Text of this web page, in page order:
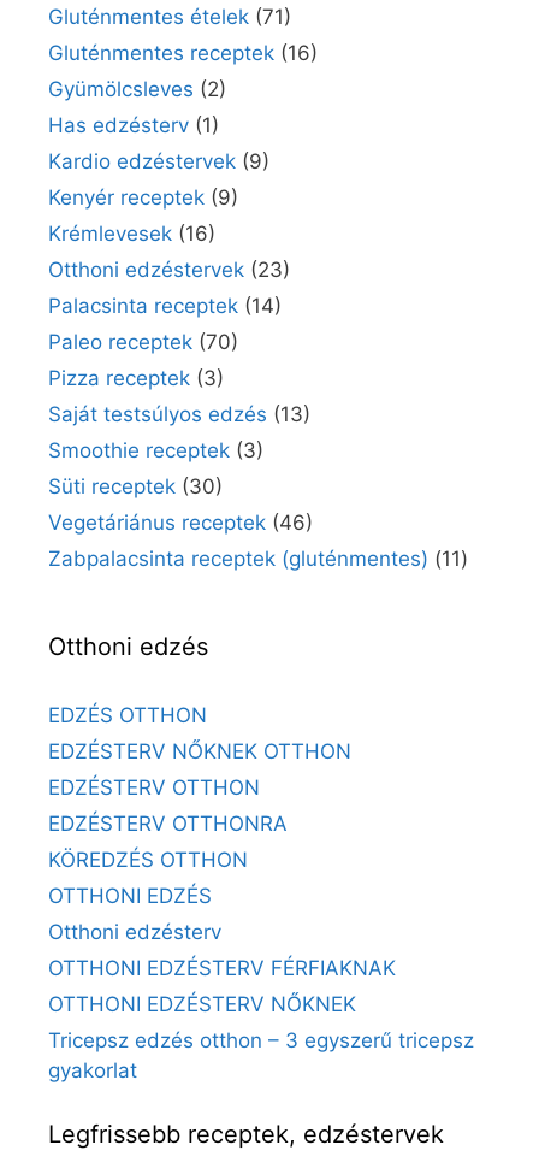
Gluténmentes ételek (71)
Gluténmentes receptek (16)
Gyümölcsleves (2)
Has edzésterv (1)
Kardio edzéstervek (9)
Kenyér receptek (9)
Krémlevesek (16)
Otthoni edzéstervek (23)
Palacsinta receptek (14)
Paleo receptek (70)
Pizza receptek (3)
Saját testsúlyos edzés (13)
Smoothie receptek (3)
Süti receptek (30)
Vegetáriánus receptek (46)
Zabpalacsinta receptek (gluténmentes) (11)
Otthoni edzés
EDZÉS OTTHON
EDZÉSTERV NŐKNEK OTTHON
EDZÉSTERV OTTHON
EDZÉSTERV OTTHONRA
KÖREDZÉS OTTHON
OTTHONI EDZÉS
Otthoni edzésterv
OTTHONI EDZÉSTERV FÉRFIAKNAK
OTTHONI EDZÉSTERV NŐKNEK
Tricepsz edzés otthon – 3 egyszerű tricepsz
gyakorlat
Legfrissebb receptek, edzéstervek